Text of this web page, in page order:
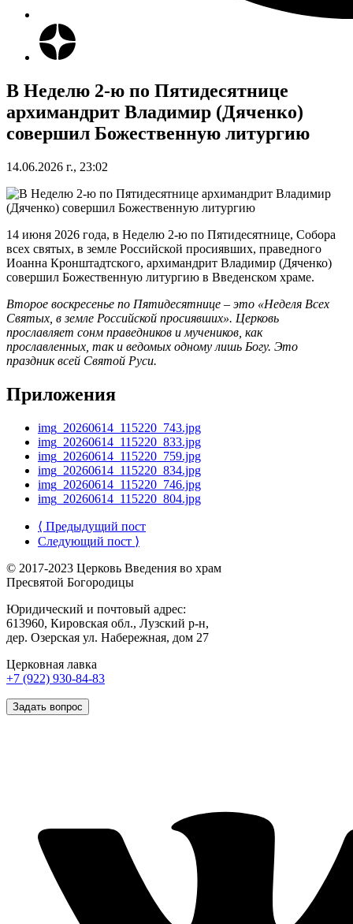
В Неделю 2-ю по Пятидесятнице
архимандрит Владимир (Дяченко)
совершил Божественную литургию
14.06.2026 г., 23:02
14 июня 2026 года, в Неделю 2-ю по Пятидесятнице, Собора
всех святых, в земле Российской просиявших, праведного
Иоанна Кронштадтского, архимандрит Владимир (Дяченко)
совершил Божественную литургию в Введенском храме.
Второе воскресенье по Пятидесятнице – это «Неделя Всех
Святых, в земле Российской просиявших». Церковь
прославляет сонм праведников и мучеников, как
прославленных, так и ведомых одному лишь Богу. Это
праздник всей Святой Руси.
Приложения
img_20260614_115220_743.jpg
img_20260614_115220_833.jpg
img_20260614_115220_759.jpg
img_20260614_115220_834.jpg
img_20260614_115220_746.jpg
img_20260614_115220_804.jpg
⟨ Предыдущий пост
Следующий пост ⟩
© 2017-2023 Церковь Введения во храм
Пресвятой Богородицы
Юридический и почтовый адрес:
613960, Кировская обл., Лузский р-н,
дер. Озерская ул. Набережная, дом 27
Церковная лавка
+7 (922) 930-84-83
Задать вопрос